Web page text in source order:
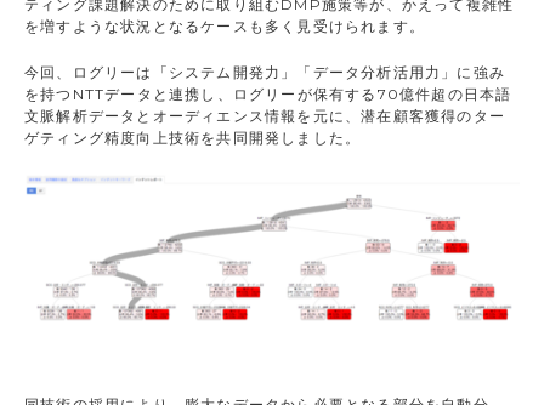
ティング課題解決のために取り組むDMP施策等が、かえって複雑性
を増すような状況となるケースも多く見受けられます。
今回、ログリーは「システム開発力」「データ分析活用力」に強み
を持つNTTデータと連携し、ログリーが保有する70億件超の日本語
文脈解析データとオーディエンス情報を元に、潜在顧客獲得のター
ゲティング精度向上技術を共同開発しました。